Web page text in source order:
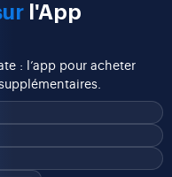
l'App
: l’app pour acheter